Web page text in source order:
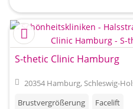
S-thetic Clinic Hamburg
20354 Hamburg, Schleswig-
Brustvergrößerung
Facelift